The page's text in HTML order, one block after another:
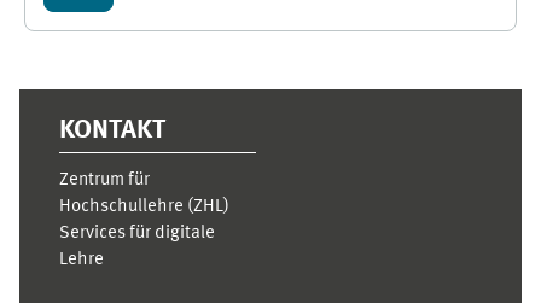
KONTAKT
Zentrum für
Hochschullehre (ZHL)
Services für digitale
Lehre